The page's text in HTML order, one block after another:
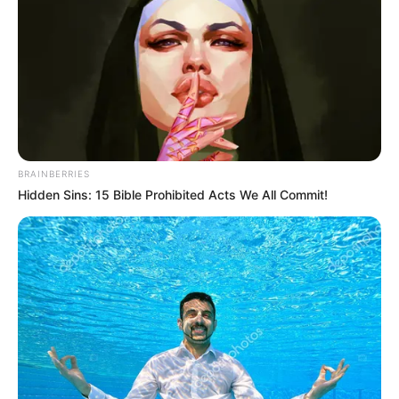
MANTÉNGASE EN ALERTA
Tenemos todas las noticias que le
interesan. Para estar bien informado, por
favor, active las notificaciones de Alerta.
TEMAS DESTACADOS
EMERGENCIAS POR LLUVIAS
METRO DE MEDELLÍN
ELECCIONES PRESIDENCIALES
MARINILLA - ANTIOQUIA
EPM
BRAINBERRIES
Hidden Sins: 15 Bible Prohibited Acts We All Commit!